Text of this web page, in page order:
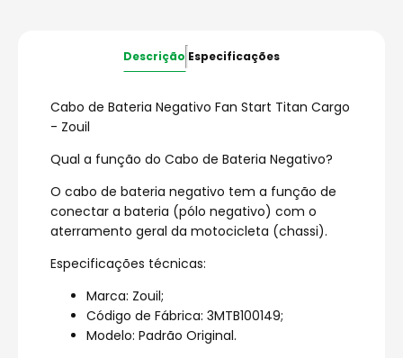
Descrição Especificações
Cabo de Bateria Negativo Fan Start Titan Cargo
- Zouil
Qual a função do Cabo de Bateria Negativo?
O cabo de bateria negativo tem a função de
conectar a bateria (pólo negativo) com o
aterramento geral da motocicleta (chassi).
Especificações técnicas:
Marca: Zouil;
Código de Fábrica: 3MTB100149;
Modelo: Padrão Original.